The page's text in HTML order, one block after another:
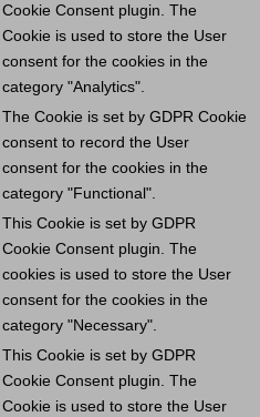
Cookie Consent plugin. The
Cookie is used to store the User
consent for the cookies in the
category "Analytics".
The Cookie is set by GDPR Cookie
consent to record the User
consent for the cookies in the
category "Functional".
This Cookie is set by GDPR
Cookie Consent plugin. The
cookies is used to store the User
consent for the cookies in the
category "Necessary".
This Cookie is set by GDPR
Cookie Consent plugin. The
Cookie is used to store the User